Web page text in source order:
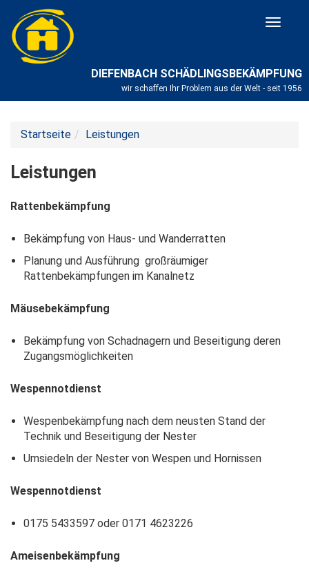
DIEFENBACH SCHÄDLINGSBEKÄMPFUNG
wir schaffen Ihr Problem aus der Welt - seit 1956
Toggle
Startseite Leistungen
Leistungen
Rattenbekämpfung
Bekämpfung von Haus- und Wanderratten
Planung und Ausführung großräumiger
Rattenbekämpfungen im Kanalnetz
Mäusebekämpfung
Bekämpfung von Schadnagern und Beseitigung deren
Zugangsmöglichkeiten
Wespennotdienst
Wespenbekämpfung nach dem neusten Stand der
Technik und Beseitigung der Nester
Umsiedeln der Nester von Wespen und Hornissen
Wespennotdienst
0175 5433597 oder 0171 4623226
Ameisenbekämpfung